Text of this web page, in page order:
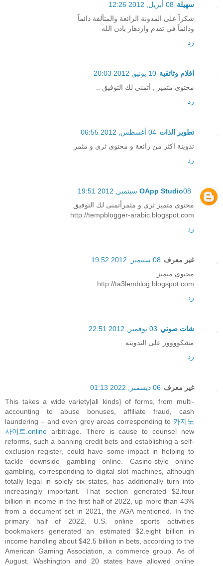
سهيلة 08 أبريل, 2012 12:26
شكراً على المدونة الرائعة والمتألقة دائماً
ودائماً في تقدم وازدهار باذن الله
رد
افلام وثائقية 10 يونيو, 2012 20:03
محتوى متميز , أتمنى لك التوفيق ..
رد
تطوير الذات 04 أغسطس, 2012 06:55
تدوينة اكثر من رائعة و محتوى ثرى و مثمر
رد
OApp Studio08 سبتمبر, 2012 19:51
محتوى متميز ثرى و مثمرأتمنى لك التوفيق
http://tempblogger-arabic.blogspot.com
رد
غير معرف 08 سبتمبر, 2012 19:52
محتوى متميز
http://ta3lemblog.blogspot.com
رد
شات صوتي 03 نوفمبر, 2012 22:51
مشكوووور على التدوينه
رد
غير معرف 06 ديسمبر, 2022 01:13
This takes a wide variety|all kinds} of forms, from multi-
accounting to abuse bonuses, affiliate fraud, cash
laundering – and even grey areas corresponding to 카지노
사이트.online arbitrage. There is cause to counsel new
reforms, such a banning credit bets and establishing a self-
exclusion register, could have some impact in helping to
tackle downside gambling online. Casino-style online
gambling, corresponding to digital slot machines, although
totally legal in solely six states, has additionally turn into
increasingly important. That section generated $2.four
billion in income in the first half of 2022, up more than 43%
from a document set in 2021, the AGA mentioned. In the
primary half of 2022, U.S. online sports activities
bookmakers generated an estimated $2.eight billion in
income handling about $42.5 billion in bets, according to the
American Gaming Association, a commerce group. As of
August, Washington and 20 states have allowed online